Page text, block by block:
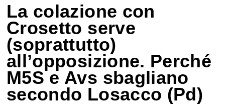
La colazione con
Crosetto serve
(soprattutto)
all’opposizione. Perché
M5S e Avs sbagliano
secondo Losacco (Pd)